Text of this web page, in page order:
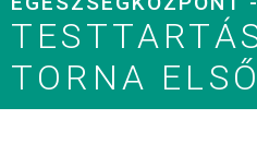
TORNA